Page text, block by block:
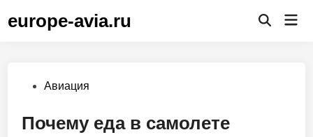
europe-avia.ru
Открыть
Опубликовано
Авиация
Почему еда в самолете